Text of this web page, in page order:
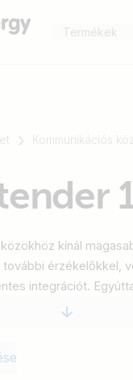
Termékek
Kommunikációs
kínál
érzékelőkkel,
integrációt.
egyszerű és
keresztül